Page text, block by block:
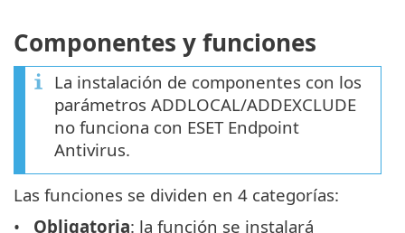
Componentes y funciones
La instalación de componentes con los
parámetros ADDLOCAL/ADDEXCLUDE
no funciona con ESET Endpoint
Antivirus.
Las funciones se dividen en 4 categorías:
Obligatoria: la función se instalará